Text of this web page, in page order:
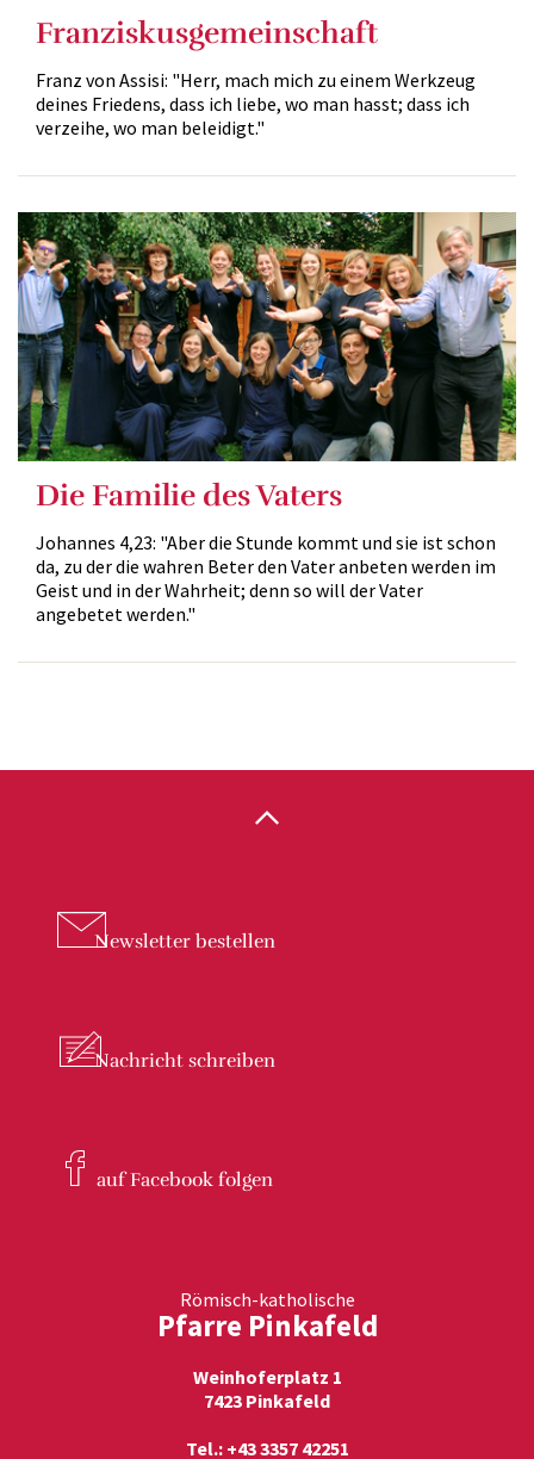
Franziskusgemeinschaft
Franz von Assisi: "Herr, mach mich zu einem Werkzeug
deines Friedens, dass ich liebe, wo man hasst; dass ich
verzeihe, wo man beleidigt."
Die Familie des Vaters
Johannes 4,23: "Aber die Stunde kommt und sie ist schon
da, zu der die wahren Beter den Vater anbeten werden im
Geist und in der Wahrheit; denn so will der Vater
angebetet werden."
Newsletter bestellen
Nachricht schreiben
auf Facebook folgen
Römisch-katholische
Pfarre Pinkafeld
Weinhoferplatz 1
7423 Pinkafeld
Tel.: +43 3357 42251